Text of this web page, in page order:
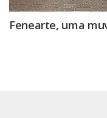
Fenearte, uma